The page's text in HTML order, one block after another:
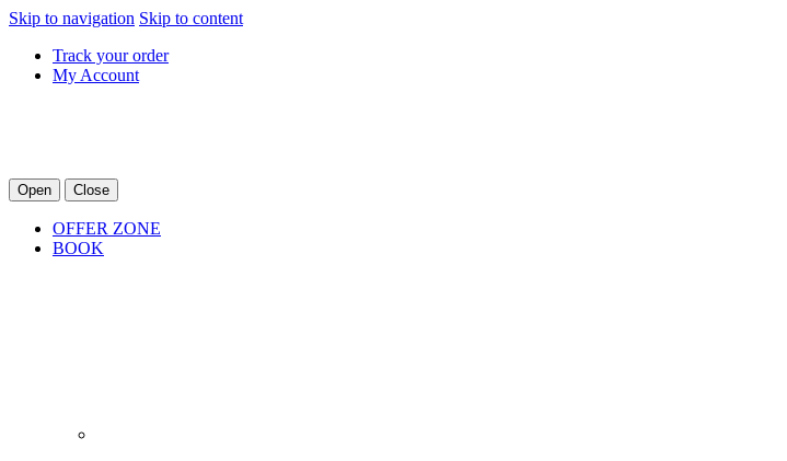
Skip to navigation Skip to content
Track your order
My Account
Open Close
OFFER ZONE
BOOK